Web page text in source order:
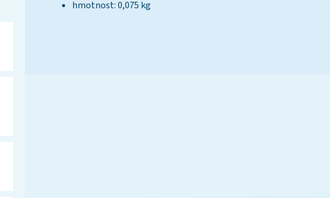
hmotnost: 0,075 kg